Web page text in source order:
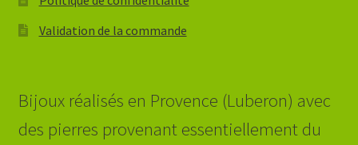
Validation de la commande
Bijoux réalisés en Provence (Luberon) avec
des pierres provenant essentiellement du